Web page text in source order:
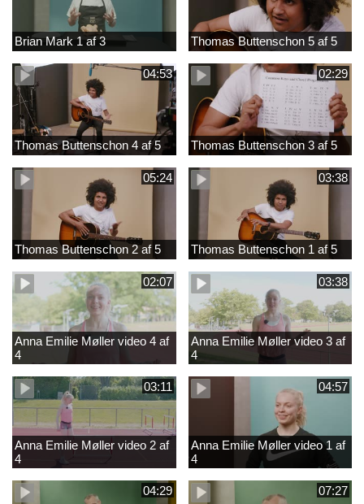
Brian Mark 1 af 3 Thomas Buttenschon 5 af 5
04:53
Thomas Buttenschon 4 af 5
02:29
Thomas Buttenschon 3 af 5
05:24
Thomas Buttenschon 2 af 5
03:38
Thomas Buttenschon 1 af 5
02:07
Anna Emilie Møller video 4 af
4
03:38
Anna Emilie Møller video 3 af
4
03:11
Anna Emilie Møller video 2 af
4
04:57
Anna Emilie Møller video 1 af
4
04:29 07:27